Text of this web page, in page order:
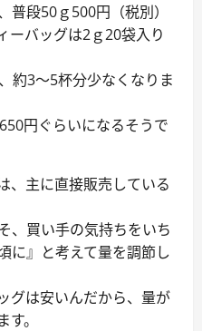
段50ｇ500円（税別）
ーバッグは2ｇ20袋入り
約3～5杯分少なくなりま
円ぐらいになるそうで
、主に直接販売している
、買い手の気持ちをいち
に』と考えて量を調節し
グは安いんだから、量が
。